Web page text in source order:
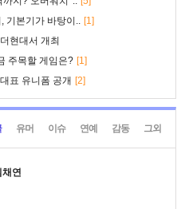
기본기가 바탕이.. [1]
현대서 개최
주목할 게임은? [1]
표 유니폼 공개 [2]
유머 이슈 연예 감동 그외
연